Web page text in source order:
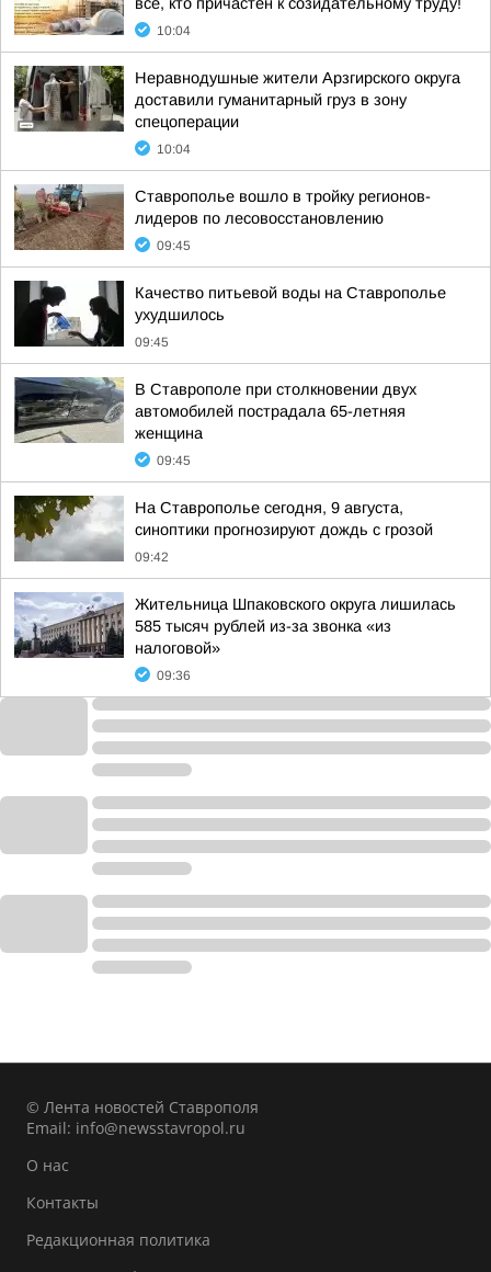
10:04
Неравнодушные жители Арзгирского округа
доставили гуманитарный груз в зону
спецоперации
10:04
Ставрополье вошло в тройку регионов-
лидеров по лесовосстановлению
09:45
Качество питьевой воды на Ставрополье
ухудшилось
09:45
В Ставрополе при столкновении двух
автомобилей пострадала 65-летняя
женщина
09:45
На Ставрополье сегодня, 9 августа,
синоптики прогнозируют дождь с грозой
09:42
Жительница Шпаковского округа лишилась
585 тысяч рублей из-за звонка «из
налоговой»
09:36
© Лента новостей Ставрополя
Email: info@newsstavropol.ru
О нас
Контакты
Редакционная политика